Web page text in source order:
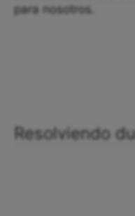
para nosotros.
Resolviendo